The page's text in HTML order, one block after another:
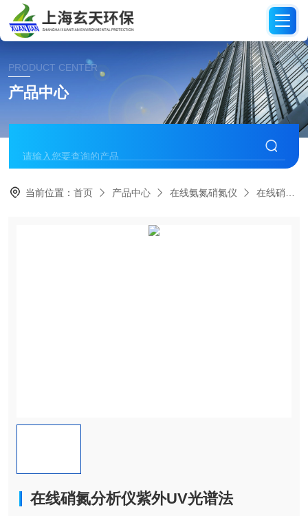
PRODUCT CENTER
产品中心
当前位置：首页 产品中心 在线氨氮硝氮仪 在线硝氮分析仪
在线硝氮分析仪紫外UV光谱法